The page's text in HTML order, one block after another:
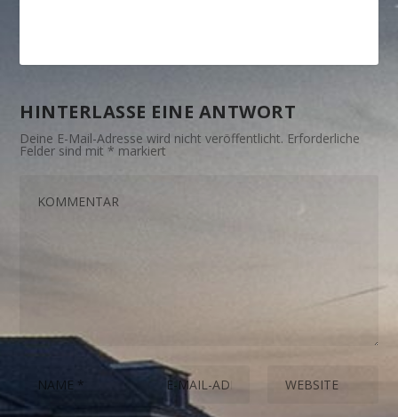
HINTERLASSE EINE ANTWORT
Deine E-Mail-Adresse wird nicht veröffentlicht. Erforderliche
Felder sind mit * markiert